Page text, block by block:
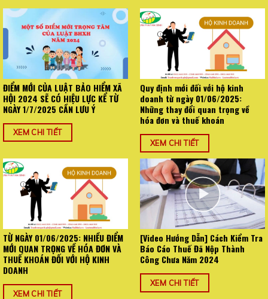
ĐIỂM MỚI CỦA LUẬT BẢO HIỂM XÃ
HỘI 2024 SẼ CÓ HIỆU LỰC KỂ TỪ
NGÀY 1/7/2025 CẦN LƯU Ý
XEM CHI TIẾT
Quy định mới đối với hộ kinh
doanh từ ngày 01/06/2025:
Những thay đổi quan trọng về
hóa đơn và thuế khoán
XEM CHI TIẾT
TỪ NGÀY 01/06/2025: NHIỀU ĐIỂM
MỚI QUAN TRỌNG VỀ HÓA ĐƠN VÀ
THUẾ KHOÁN ĐỐI VỚI HỘ KINH
DOANH
XEM CHI TIẾT
[Video Hướng Dẫn] Cách Kiểm Tra
Báo Cáo Thuế Đã Nộp Thành
Công Chưa Năm 2024
XEM CHI TIẾT